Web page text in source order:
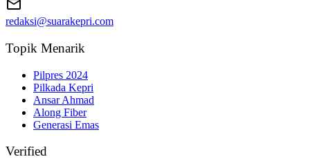
redaksi@suarakepri.com
Topik Menarik
Pilpres 2024
Pilkada Kepri
Ansar Ahmad
Along Fiber
Generasi Emas
Verified